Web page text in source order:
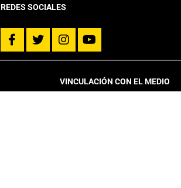
REDES SOCIALES
VINCULACIÓN CON EL MEDIO